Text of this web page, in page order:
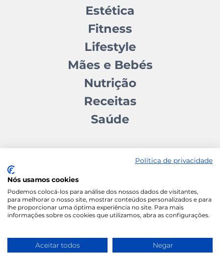
Estética
Fitness
Lifestyle
Mães e Bebés
Nutrição
Receitas
Saúde
Contactos Quem somos Autores
Estatuto Editorial
Ficha Técnica
Manifesto
Política de Privacidade
Política de privacidade
Nós usamos cookies
Podemos colocá-los para análise dos nossos dados de visitantes,
para melhorar o nosso site, mostrar conteúdos personalizados e para
lhe proporcionar uma óptima experiência no site. Para mais
informações sobre os cookies que utilizamos, abra as configurações.
Aceitar todos Negar